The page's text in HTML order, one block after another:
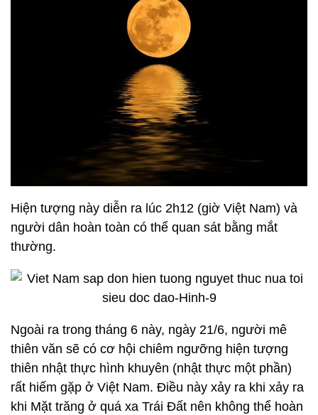
Hiện tượng này diễn ra lúc 2h12 (giờ Việt Nam) và
người dân hoàn toàn có thể quan sát bằng mắt
thường.
Ngoài ra trong tháng 6 này, ngày 21/6, người mê
thiên văn sẽ có cơ hội chiêm ngưỡng hiện tượng
thiên nhật thực hình khuyên (nhật thực một phần)
rất hiếm gặp ở Việt Nam. Điều này xảy ra khi xảy ra
khi Mặt trăng ở quá xa Trái Đất nên không thể hoàn